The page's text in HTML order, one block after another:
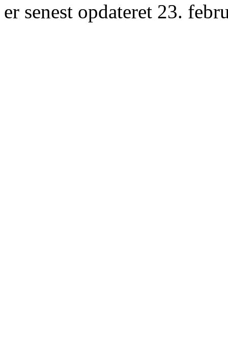
er senest opdateret 23.